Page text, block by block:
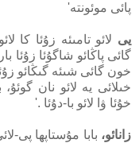
پائى موئونتە'
يى لائو تامىئە زۇئا كا
گائى پاڭائو شاگۇئا زۇئا
خون گائى شىئە گىڭائو زۇئا
خىلائى يە لائو نان
خۇئا ۋا لائو با-دۇئا .'
زانائو، بابا مۇستاپھا پى-